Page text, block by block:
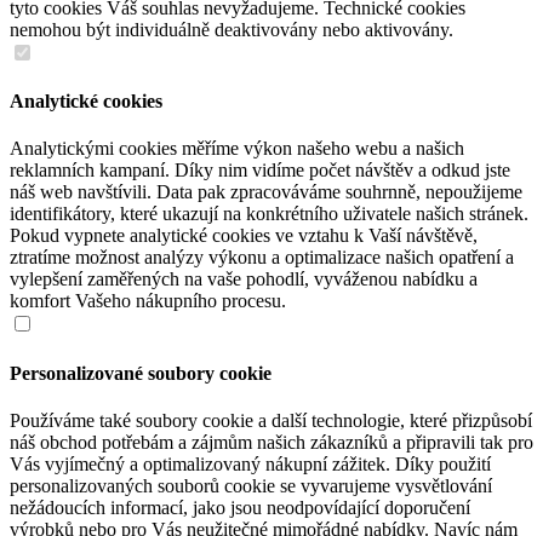
tyto cookies Váš souhlas nevyžadujeme. Technické cookies
nemohou být individuálně deaktivovány nebo aktivovány.
Analytické cookies
Analytickými cookies měříme výkon našeho webu a našich
reklamních kampaní. Díky nim vidíme počet návštěv a odkud jste
náš web navštívili. Data pak zpracováváme souhrnně, nepoužijeme
identifikátory, které ukazují na konkrétního uživatele našich stránek.
Pokud vypnete analytické cookies ve vztahu k Vaší návštěvě,
ztratíme možnost analýzy výkonu a optimalizace našich opatření a
vylepšení zaměřených na vaše pohodlí, vyváženou nabídku a
komfort Vašeho nákupního procesu.
Personalizované soubory cookie
Používáme také soubory cookie a další technologie, které přizpůsobí
náš obchod potřebám a zájmům našich zákazníků a připravili tak pro
Vás vyjímečný a optimalizovaný nákupní zážitek. Díky použití
personalizovaných souborů cookie se vyvarujeme vysvětlování
nežádoucích informací, jako jsou neodpovídající doporučení
výrobků nebo pro Vás neužitečné mimořádné nabídky. Navíc nám